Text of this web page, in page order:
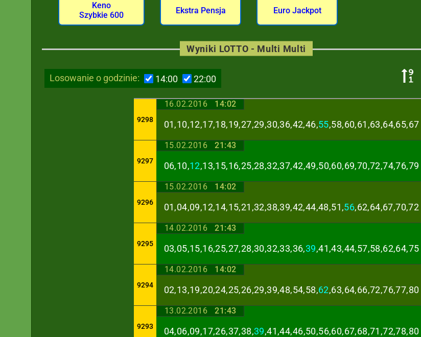
Keno
Szybkie 600
Ekstra Pensja Euro Jackpot
Losowanie o godzinie: 14:00 22:00
Wyniki LOTTO - Multi Multi
9298
16.02.2016 14:02
01,10,12,17,18,19,27,29,30,36,42,46,55,58,60,61,63,64,65,67
9297
15.02.2016 21:43
06,10,12,13,15,16,25,28,32,37,42,49,50,60,69,70,72,74,76,79
9296
15.02.2016 14:02
01,04,09,12,14,15,21,32,38,39,42,44,48,51,56,62,64,67,70,72
9295
14.02.2016 21:43
03,05,15,16,25,27,28,30,32,33,36,39,41,43,44,57,58,62,64,75
9294
14.02.2016 14:02
02,13,19,20,24,25,26,29,39,48,54,58,62,63,64,66,72,76,77,80
9293
13.02.2016 21:43
04,06,09,17,26,37,38,39,41,44,46,50,56,60,67,68,71,72,78,80